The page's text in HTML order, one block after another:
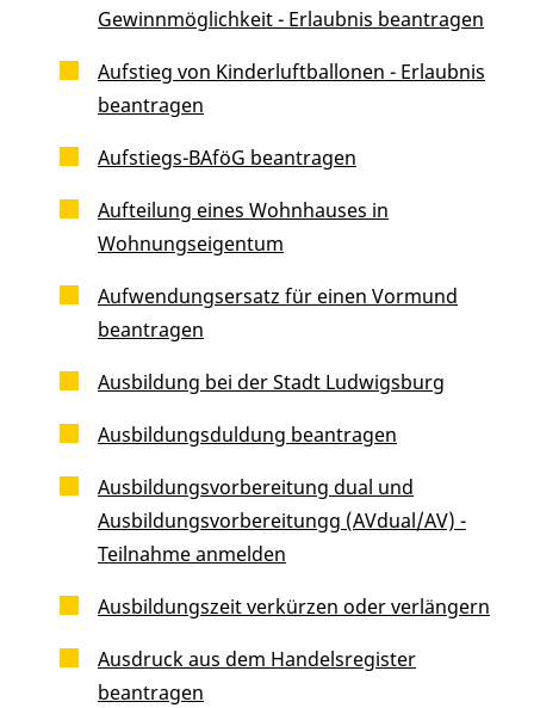
Gewinnmöglichkeit - Erlaubnis beantragen
Aufstieg von Kinderluftballonen - Erlaubnis
beantragen
Aufstiegs-BAföG beantragen
Aufteilung eines Wohnhauses in
Wohnungseigentum
Aufwendungsersatz für einen Vormund
beantragen
Ausbildung bei der Stadt Ludwigsburg
Ausbildungsduldung beantragen
Ausbildungsvorbereitung dual und
Ausbildungsvorbereitungg (AVdual/AV) -
Teilnahme anmelden
Ausbildungszeit verkürzen oder verlängern
Ausdruck aus dem Handelsregister
beantragen